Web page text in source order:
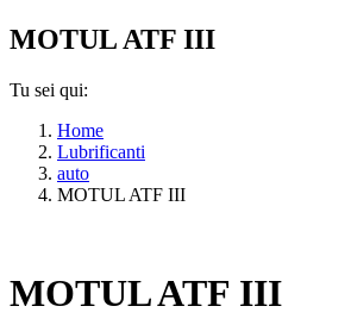
MOTUL ATF III
Tu sei qui:
Home
Lubrificanti
auto
MOTUL ATF III
MOTUL ATF III